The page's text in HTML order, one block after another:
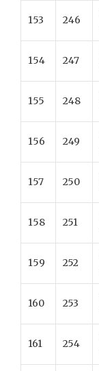
153 246
154 247
155 248
156 249
157 250
158 251
159 252
160 253
161 254